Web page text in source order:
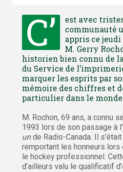
C’
est avec
communauté
appris ce jeudi
M. Gerry
historien bien connu de
du Service de
marquer les esprits par
mémoire des chiffres et
particulier dans le
M. Rochon, 69 ans, a connu
1993 lors de son passage à
unde Radio-Canada. Il
remportant les honneurs lors
le hockey professionnel.
d’ailleurs valu le qualificatif